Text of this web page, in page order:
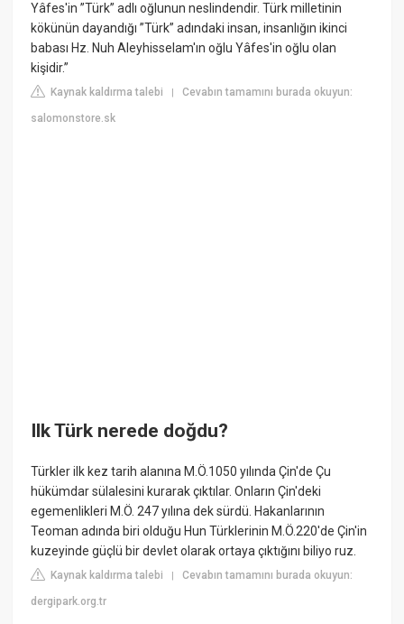
Yâfes'in ”Türk” adlı oğlunun neslindendir. Türk milletinin
kökünün dayandığı ”Türk” adındaki insan, insanlığın ikinci
babası Hz. Nuh Aleyhisselam'ın oğlu Yâfes'in oğlu olan
kişidir.”
Kaynak kaldırma talebi |Cevabın tamamını burada okuyun:
salomonstore.sk
Ilk Türk nerede doğdu?
Türkler ilk kez tarih alanına M.Ö.1050 yılında Çin'de Çu
hükümdar sülalesini kurarak çıktılar. Onların Çin'deki
egemenlikleri M.Ö. 247 yılına dek sürdü. Hakanlarının
Teoman adında biri olduğu Hun Türklerinin M.Ö.220'de Çin'in
kuzeyinde güçlü bir devlet olarak ortaya çıktığını biliyo ruz.
Kaynak kaldırma talebi |Cevabın tamamını burada okuyun:
dergipark.org.tr